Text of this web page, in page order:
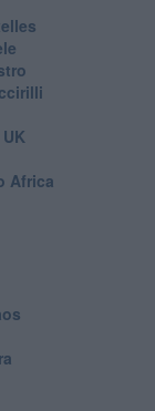
Africa